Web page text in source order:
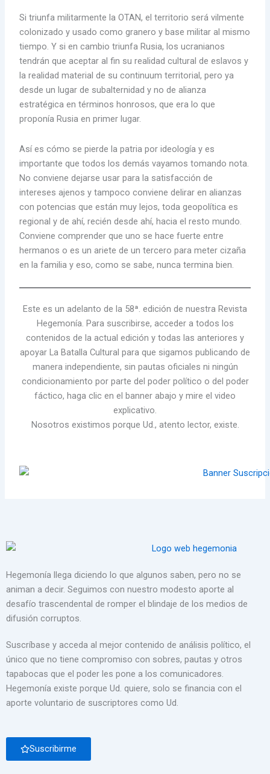
Si triunfa militarmente la OTAN, el territorio será vilmente
colonizado y usado como granero y base militar al mismo
tiempo. Y si en cambio triunfa Rusia, los ucranianos
tendrán que aceptar al fin su realidad cultural de eslavos y
la realidad material de su continuum territorial, pero ya
desde un lugar de subalternidad y no de alianza
estratégica en términos honrosos, que era lo que
proponía Rusia en primer lugar.
Así es cómo se pierde la patria por ideología y es
importante que todos los demás vayamos tomando nota.
No conviene dejarse usar para la satisfacción de
intereses ajenos y tampoco conviene delirar en alianzas
con potencias que están muy lejos, toda geopolítica es
regional y de ahí, recién desde ahí, hacia el resto mundo.
Conviene comprender que uno se hace fuerte entre
hermanos o es un ariete de un tercero para meter cizaña
en la familia y eso, como se sabe, nunca termina bien.
Este es un adelanto de la 58ª. edición de nuestra Revista
Hegemonía. Para suscribirse, acceder a todos los
contenidos de la actual edición y todas las anteriores y
apoyar La Batalla Cultural para que sigamos publicando de
manera independiente, sin pautas oficiales ni ningún
condicionamiento por parte del poder político o del poder
fáctico, haga clic en el banner abajo y mire el video
explicativo.
Nosotros existimos porque Ud., atento lector, existe.
Hegemonía llega diciendo lo que algunos saben, pero no se
animan a decir. Seguimos con nuestro modesto aporte al
desafío trascendental de romper el blindaje de los medios de
difusión corruptos.
Suscríbase y acceda al mejor contenido de análisis político, el
único que no tiene compromiso con sobres, pautas y otros
tapabocas que el poder les pone a los comunicadores.
Hegemonía existe porque Ud. quiere, solo se financia con el
aporte voluntario de suscriptores como Ud.
Suscribirme